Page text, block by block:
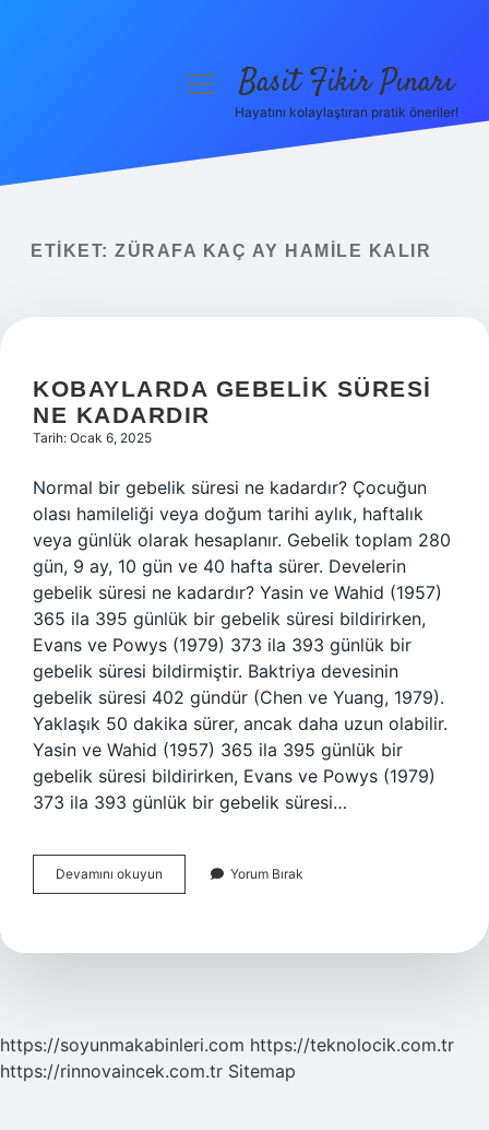
Yasal Uyarı
menüyüBasit Fikir Pınarı
Hayatını kolaylaştıran pratik öneriler!
ETIKET: ZÜRAFA KAÇ AY HAMILE KALIR
KOBAYLARDA GEBELIK SÜRESI
NE KADARDIR
Tarih: Ocak 6, 2025
Normal bir gebelik süresi ne kadardır? Çocuğun
olası hamileliği veya doğum tarihi aylık, haftalık
veya günlük olarak hesaplanır. Gebelik toplam 280
gün, 9 ay, 10 gün ve 40 hafta sürer. Develerin
gebelik süresi ne kadardır? Yasin ve Wahid (1957)
365 ila 395 günlük bir gebelik süresi bildirirken,
Evans ve Powys (1979) 373 ila 393 günlük bir
gebelik süresi bildirmiştir. Baktriya devesinin
gebelik süresi 402 gündür (Chen ve Yuang, 1979).
Yaklaşık 50 dakika sürer, ancak daha uzun olabilir.
Yasin ve Wahid (1957) 365 ila 395 günlük bir
gebelik süresi bildirirken, Evans ve Powys (1979)
373 ila 393 günlük bir gebelik süresi…
Devamını okuyun Kobaylarda
Gebelik
Kadardır
Yorum Bırak
https://soyunmakabinleri.com https://teknolocik.com.tr
https://rinnovaincek.com.tr Sitemap